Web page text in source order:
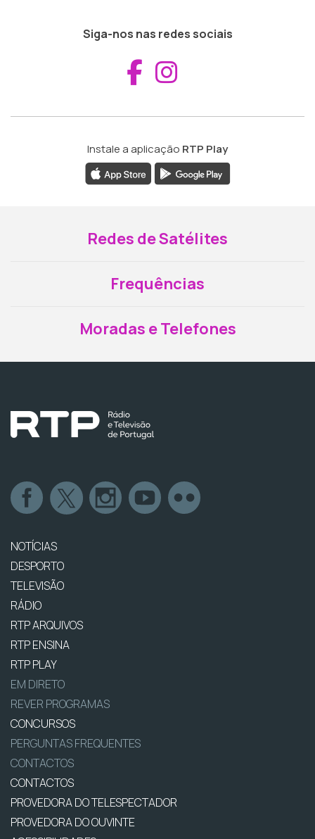
Siga-nos nas redes sociais
Aceder ao
Instale a aplicação RTP Play
Redes de Satélites
Frequências
Moradas e Telefones
NOTÍCIAS
DESPORTO
TELEVISÃO
RÁDIO
RTP ARQUIVOS
RTP ENSINA
RTP PLAY
EM DIRETO
REVER PROGRAMAS
CONCURSOS
PERGUNTAS FREQUENTES
CONTACTOS
CONTACTOS
PROVEDORA DO TELESPECTADOR
PROVEDORA DO OUVINTE